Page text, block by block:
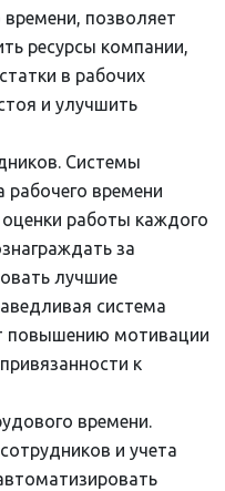
времени, позволяет
ресурсы компании,
в рабочих
и улучшить
Системы
рабочего времени
работы каждого
за
лучшие
система
повышению мотивации
к
времени.
и учета